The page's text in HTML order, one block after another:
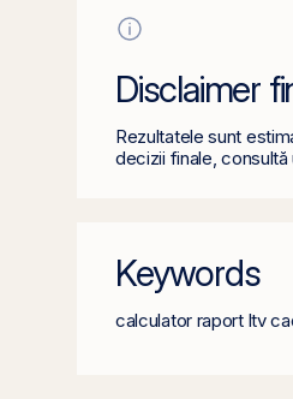
Disclaimer
Rezultatele sunt
decizii finale,
Keywords
calculator raport ltv